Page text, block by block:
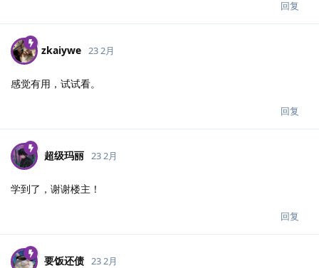
回复
zkaiywe 23 2月
感觉有用，试试看。
回复
超级玛丽 23 2月
学到了，谢谢楼主！
回复
要饭还债 23 2月